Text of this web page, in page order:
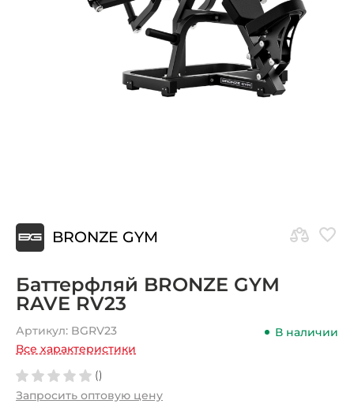
BRONZE GYM
Баттерфляй BRONZE GYM
RAVE RV23
Артикул: BGRV23
В наличии
Все характеристики
()
Запросить оптовую цену